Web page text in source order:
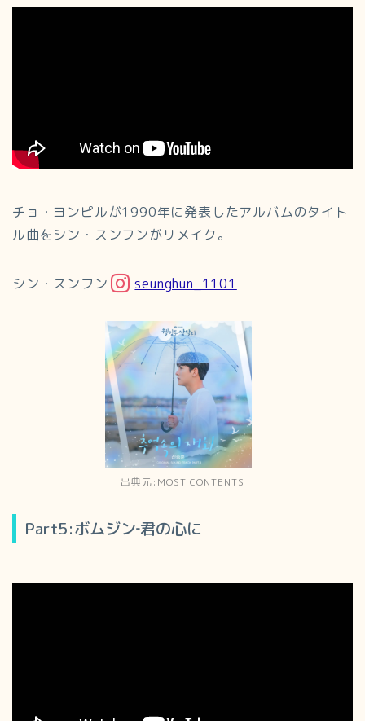
チョ・ヨンピルが1990年に発表したアルバムのタイト
ル曲をシン・スンフンがリメイク。
シン・スンフン seunghun_1101
出典元:MOST CONTENTS
Part5:ボムジン‐君の心に